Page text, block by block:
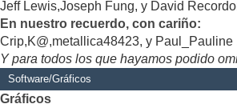
Jeff Lewis,Joseph Fung, y David
En nuestro recuerdo, con cariño:
Crip,K@,metallica48423, y Paul_Pauline
Y para todos los que hayamos podido
Software/Gráficos
Gráficos